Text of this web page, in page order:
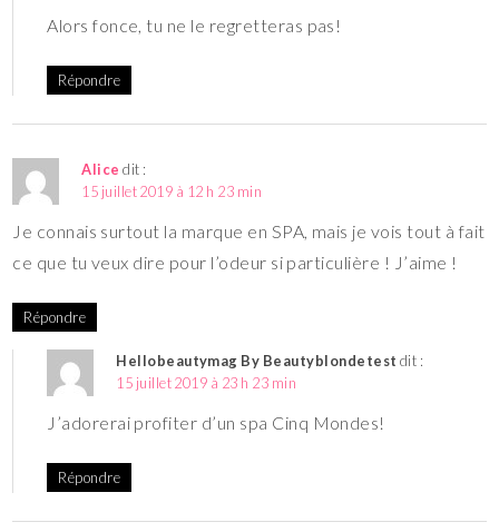
Alors fonce, tu ne le regretteras pas!
Répondre
Alice dit :
15 juillet 2019 à 12 h 23 min
Je connais surtout la marque en SPA, mais je vois tout à fait
ce que tu veux dire pour l’odeur si particulière ! J’aime !
Répondre
Hellobeautymag By Beautyblondetest dit :
15 juillet 2019 à 23 h 23 min
J’adorerai profiter d’un spa Cinq Mondes!
Répondre